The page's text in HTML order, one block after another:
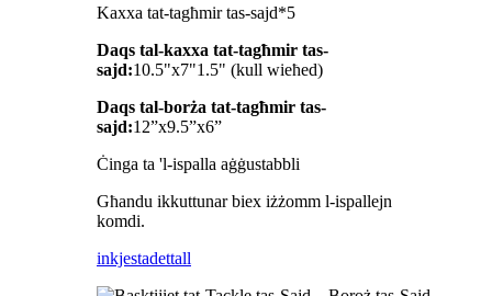
Kaxxa tat-tagħmir tas-sajd*5
Daqs tal-kaxxa tat-tagħmir tas-
sajd:10.5"x7"1.5" (kull wieħed)
Daqs tal-borża tat-tagħmir tas-
sajd:12”x9.5”x6”
Ċinga ta 'l-ispalla aġġustabbli
Għandu ikkuttunar biex iżżomm l-ispallejn
komdi.
inkjestadettall